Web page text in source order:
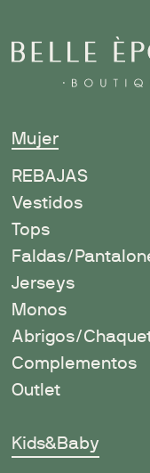
Mujer
REBAJAS
Vestidos
Tops
Faldas/
Jerseys
Monos
Abrigos/
Complementos
Outlet
Kids&Baby